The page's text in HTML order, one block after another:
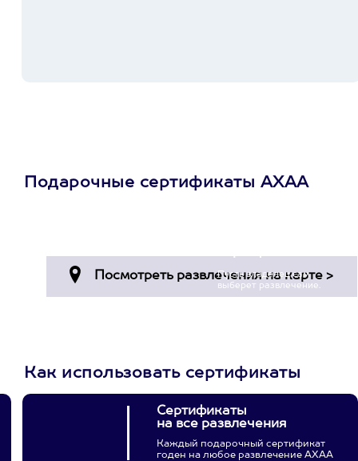
Подарочные сертификаты АХАА
Пусть владелец сам
выберет развлечение.
Как использовать сертификаты
Сертификаты
на все развлечения
Каждый подарочный сертификат
годен на любое развлечение АХАА